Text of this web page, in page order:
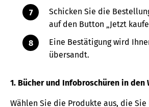
Schicken Sie die
auf den Button „Jetzt
Eine Bestätigung wird
übersandt.
1. Bücher und Infobroschüren in den
Wählen Sie die Produkte aus, die